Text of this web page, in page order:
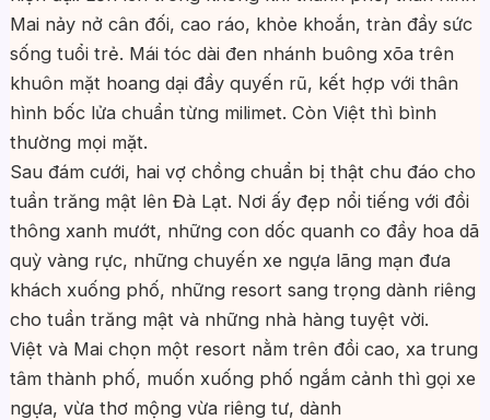
Mai nảy nở cân đối, cao ráo, khỏe khoắn, tràn đầy sức
sống tuổi trẻ. Mái tóc dài đen nhánh buông xõa trên
khuôn mặt hoang dại đầy quyến rũ, kết hợp với thân
hình bốc lửa chuẩn từng milimet. Còn Việt thì bình
thường mọi mặt.
Sau đám cưới, hai vợ chồng chuẩn bị thật chu đáo cho
tuần trăng mật lên Đà Lạt. Nơi ấy đẹp nổi tiếng với đồi
thông xanh mướt, những con dốc quanh co đầy hoa dã
quỳ vàng rực, những chuyến xe ngựa lãng mạn đưa
khách xuống phố, những resort sang trọng dành riêng
cho tuần trăng mật và những nhà hàng tuyệt vời.
Việt và Mai chọn một resort nằm trên đồi cao, xa trung
tâm thành phố, muốn xuống phố ngắm cảnh thì gọi xe
ngựa, vừa thơ mộng vừa riêng tư, dành